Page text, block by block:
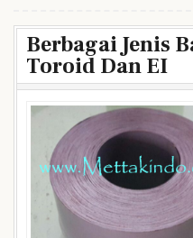
Berbagai Jenis
Toroid Dan EI